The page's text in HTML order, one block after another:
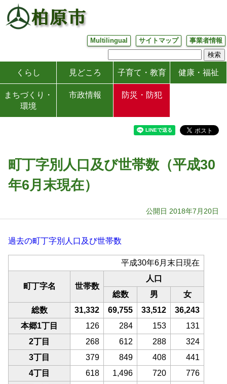
Multilingual サイトマップ 事業者情報
くらし 見どころ 子育て・教育 健康・福祉
まちづくり・
環境
市政情報 防災・防犯
町丁字別人口及び世帯数（平成30
年6月末現在）
公開日 2018年7月20日
過去の町丁字別人口及び世帯数
平成30年6月末日現在
町丁字名 世帯数
人口
総数
男
女
総数
31,332 69,755 33,512
36,243
本郷1丁目
126 284 153
131
2丁目
268 612 288
324
3丁目
379 849 408
441
4丁目
618 1,496 720
776